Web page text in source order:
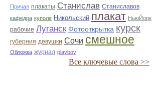
Причал плакаты Станислав Станиславов
кафедра куполе Никольский плакат НьюЙорк
рабочие Луганск Фотооткрытка курск
губерния девушки Сочи смешное
Обложка журнал playboy
Все ключевые слова >>